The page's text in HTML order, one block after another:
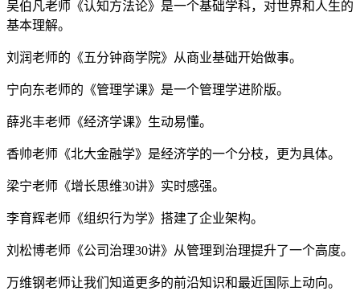
吴伯凡老师《认知方法论》是一个基础学科，对世界和人生的
基本理解。
刘润老师的《五分钟商学院》从商业基础开始做事。
宁向东老师的《管理学课》是一个管理学进阶版。
薛兆丰老师《经济学课》生动易懂。
香帅老师《北大金融学》是经济学的一个分枝，更为具体。
梁宁老师《增长思维30讲》实时感强。
李育辉老师《组织行为学》搭建了企业架构。
刘松博老师《公司治理30讲》从管理到治理提升了一个高度。
万维钢老师让我们知道更多的前沿知识和最近国际上动向。